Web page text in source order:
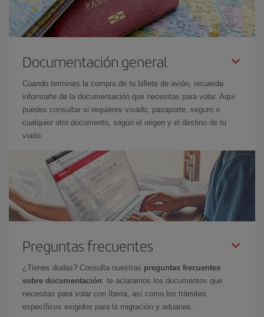
Documentación general
Cuando termines la compra de tu billete de avión, recuerda
informarte de la documentación que necesitas para volar. Aquí
puedes consultar si requieres visado, pasaporte, seguro o
cualquier otro documento, según el origen y el destino de tu
vuelo.
Preguntas frecuentes
¿Tienes dudas? Consulta nuestras preguntas frecuentes
sobre documentación: te aclaramos los documentos que
necesitas para volar con Iberia, así como los trámites
específicos exigidos para la migración y aduanas.